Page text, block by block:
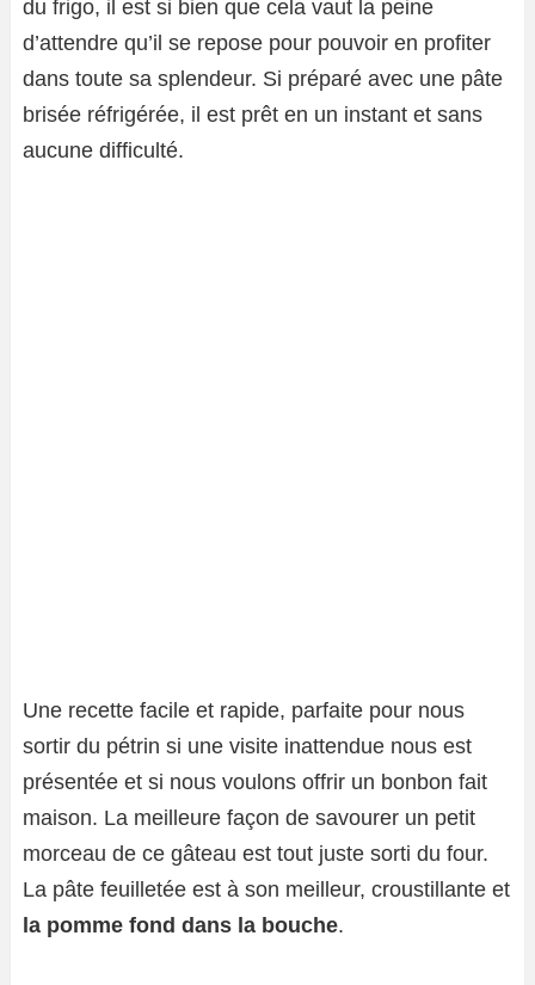
du frigo, il est si bien que cela vaut la peine
d’attendre qu’il se repose pour pouvoir en profiter
dans toute sa splendeur. Si préparé avec une pâte
brisée réfrigérée, il est prêt en un instant et sans
aucune difficulté.
Une recette facile et rapide, parfaite pour nous
sortir du pétrin si une visite inattendue nous est
présentée et si nous voulons offrir un bonbon fait
maison. La meilleure façon de savourer un petit
morceau de ce gâteau est tout juste sorti du four.
La pâte feuilletée est à son meilleur, croustillante et
la pomme fond dans la bouche.